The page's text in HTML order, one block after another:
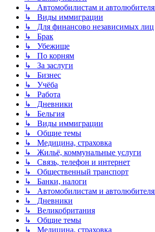
↳ Автомобилистам и
↳ Виды иммиграции
↳ Для финансово независимых лиц
↳ Брак
↳ Убежище
↳ По корням
↳ За заслуги
↳ Бизнес
↳ Учёба
↳ Работа
↳ Дневники
↳ Бельгия
↳ Виды иммиграции
↳ Общие темы
↳ Медицина, страховка
↳ Жильё, коммунальные услуги
↳ Связь, телефон и интернет
↳ Общественный транспорт
↳ Банки, налоги
↳ Автомобилистам и
↳ Дневники
↳ Великобритания
↳ Общие темы
↳ Медицина, страховка